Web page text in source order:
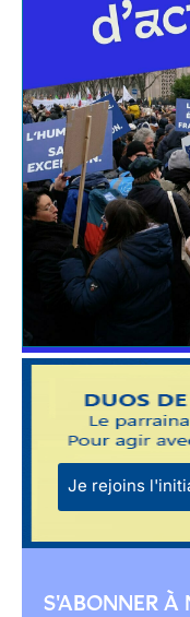
Je rejoins
S'ABONNER À